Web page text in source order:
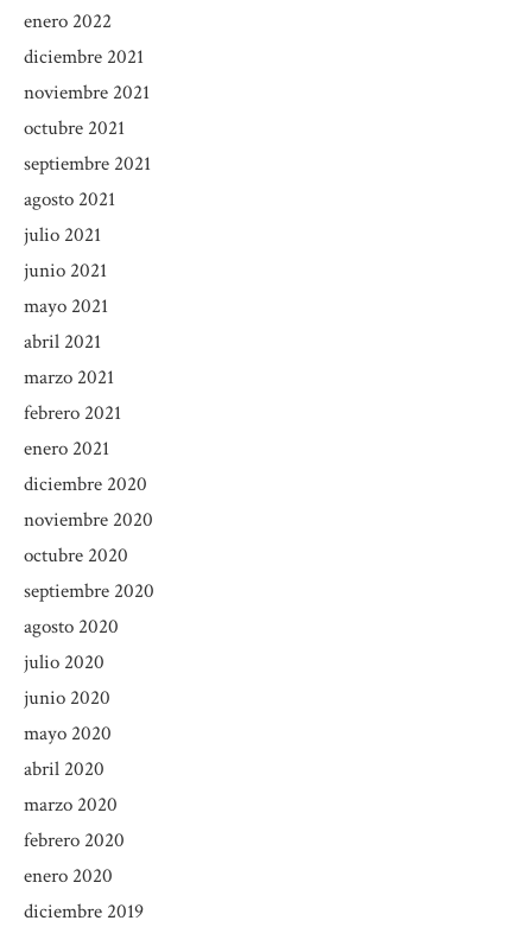
enero 2022
diciembre 2021
noviembre 2021
octubre 2021
septiembre 2021
agosto 2021
julio 2021
junio 2021
mayo 2021
abril 2021
marzo 2021
febrero 2021
enero 2021
diciembre 2020
noviembre 2020
octubre 2020
septiembre 2020
agosto 2020
julio 2020
junio 2020
mayo 2020
abril 2020
marzo 2020
febrero 2020
enero 2020
diciembre 2019